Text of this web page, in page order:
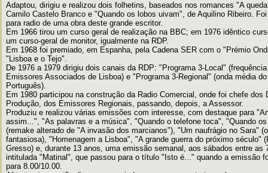
Adaptou, dirigiu e realizou dois folhetins, baseados nos romances "A
Camilo Castelo Branco e "Quando os lobos uivam", de Aquilino Ribeiro.
para radio de uma obra deste grande escritor.
Em 1966 tirou um curso geral de realização na BBC; em 1976 idêntico
um curso-geral de monitor, igualmente na RDP.
Em 1968 foi premiado, em Espanha, pela Cadena SER com o "Prémio
"Lisboa e o Tejo".
De 1976 a 1979 dirigiu dois canais da RDP: "Programa 3-Local"
Emissores Associados de Lisboa) e "Programa 3-Regional" (onda média
Português).
Em 1980 participou na construção da Radio Comercial, onde foi chefe dos
Produção, dos Emissores Regionais, passando, depois, a Assessor.
Produziu e realizou várias emissões com interesse, com destaque para
assim...", "As palavras e a música", "Quando o telefone toca", "Quando
(remake alterado de "A invasão dos marcianos"), "Um naufrágio no Sara"
fantasiosa), "Homenagem a Lisboa", "A grande guerra do próximo século"
Gresso) e, durante 13 anos, uma emissão semanal, aos sábados entre as
intitulada "Matinal", que passou para o título "Isto é..." quando a emissão
para 8.00/10.00.